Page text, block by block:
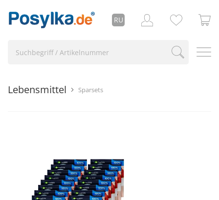
RU
Sparsets
Lebensmittel